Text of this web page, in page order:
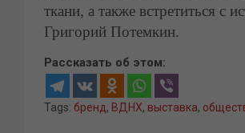
ткани, а также встретиться с
Григорий Потемкин.
Рассказать об этом:
Tags: бренд, ВДНХ, выставка,